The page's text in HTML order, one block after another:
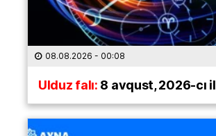
08.08.2026 - 00:08
Ulduz falı:8 avqust, 2026-cı il